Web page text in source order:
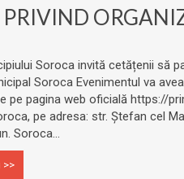
Soroca invită cetățenii să
Soroca Evenimentul va
pe pagina web oficială https://
pe adresa: str. Ștefan cel
Soroca...
>>